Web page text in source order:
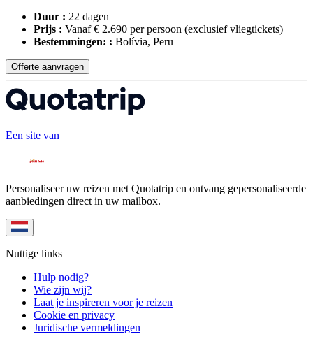
Duur : 22 dagen
Prijs : Vanaf € 2.690 per persoon (exclusief vliegtickets)
Bestemmingen: : Bolívia, Peru
Offerte aanvragen
Een site van
Personaliseer uw reizen met Quotatrip en ontvang gepersonaliseerde
aanbiedingen direct in uw mailbox.
Nuttige links
Hulp nodig?
Wie zijn wij?
Laat je inspireren voor je reizen
Cookie en privacy
Juridische vermeldingen